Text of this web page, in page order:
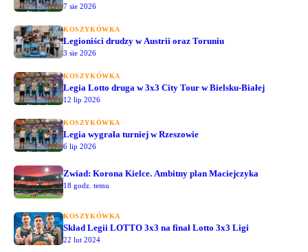
7 sie 2026
KOSZYKÓWKA
Legioniści drudzy w Austrii oraz Toruniu
3 sie 2026
KOSZYKÓWKA
Legia Lotto druga w 3x3 City Tour w Bielsku-Białej
12 lip 2026
KOSZYKÓWKA
Legia wygrała turniej w Rzeszowie
6 lip 2026
Zwiad: Korona Kielce. Ambitny plan Maciejczyka
18 godz. temu
KOSZYKÓWKA
Skład Legii LOTTO 3x3 na finał Lotto 3x3 Ligi
22 lut 2024